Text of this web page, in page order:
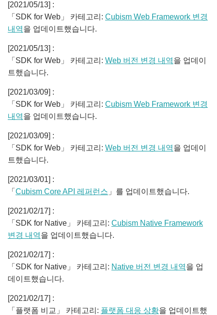
[2021/05/13] :
「SDK for Web」 카테고리: Cubism Web Framework 변경
내역을 업데이트했습니다.
[2021/05/13] :
「SDK for Web」 카테고리: Web 버전 변경 내역을 업데이
트했습니다.
[2021/03/09] :
「SDK for Web」 카테고리: Cubism Web Framework 변경
내역을 업데이트했습니다.
[2021/03/09] :
「SDK for Web」 카테고리: Web 버전 변경 내역을 업데이
트했습니다.
[2021/03/01] :
「 Cubism Core API 레퍼런스 」를 업데이트했습니다.
[2021/02/17] :
「SDK for Native」 카테고리: Cubism Native Framework
변경 내역을 업데이트했습니다.
[2021/02/17] :
「SDK for Native」 카테고리: Native 버전 변경 내역을 업
데이트했습니다.
[2021/02/17] :
「플랫폼 비교」 카테고리: 플랫폼 대응 상황을 업데이트했